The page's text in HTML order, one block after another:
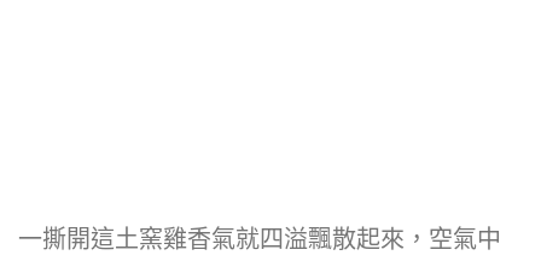
一撕開這土窯雞香氣就四溢飄散起來，空氣中